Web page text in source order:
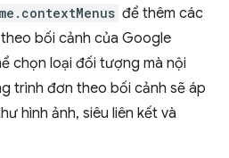
để thêm các
bối cảnh của Google
chọn loại đối tượng mà nội
trình đơn theo bối cảnh sẽ áp
hình ảnh, siêu liên kết và